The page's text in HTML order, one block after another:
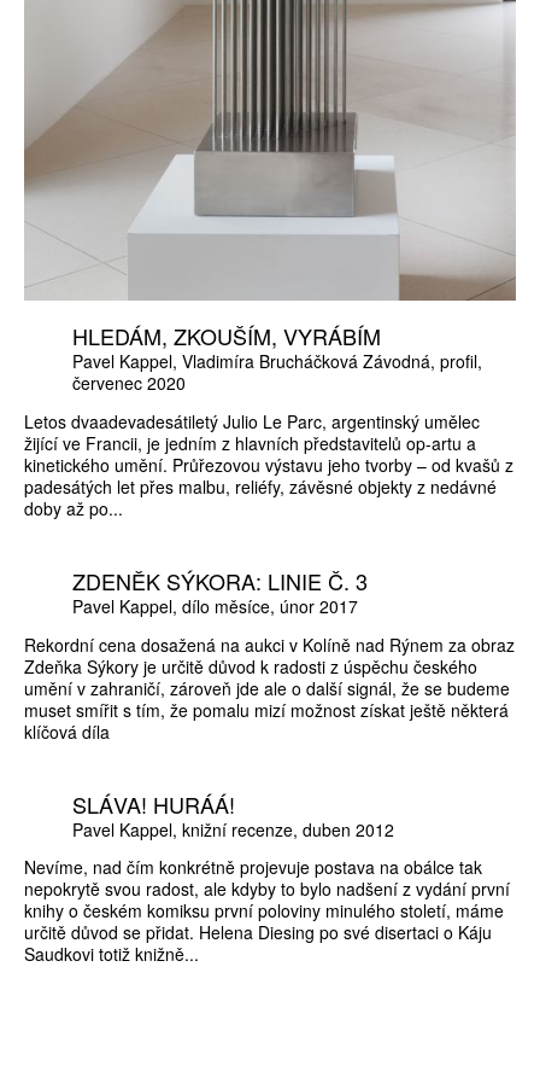
HLEDÁM, ZKOUŠÍM, VYRÁBÍM
Pavel Kappel Vladimíra Brucháčková Závodná profil
červenec 2020
Letos dvaadevadesátiletý Julio Le Parc, argentinský umělec
žijící ve Francii, je jedním z hlavních představitelů op-artu a
kinetického umění. Průřezovou výstavu jeho tvorby – od kvašů z
padesátých let přes malbu, reliéfy, závěsné objekty z nedávné
doby až po...
ZDENĚK SÝKORA: LINIE Č. 3
Pavel Kappel dílo měsíce únor 2017
Rekordní cena dosažená na aukci v Kolíně nad Rýnem za obraz
Zdeňka Sýkory je určitě důvod k radosti z úspěchu českého
umění v zahraničí, zároveň jde ale o další signál, že se budeme
muset smířit s tím, že pomalu mizí možnost získat ještě některá
klíčová díla
SLÁVA! HURÁÁ!
Pavel Kappel knižní recenze duben 2012
Nevíme, nad čím konkrétně projevuje postava na obálce tak
nepokrytě svou radost, ale kdyby to bylo nadšení z vydání první
knihy o českém komiksu první poloviny minulého století, máme
určitě důvod se přidat. Helena Diesing po své disertaci o Káju
Saudkovi totiž knižně...